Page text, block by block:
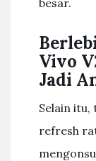
Vivo
Jadi
Selain itu,
refresh